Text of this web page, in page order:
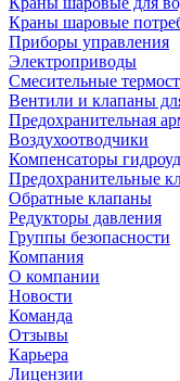
Краны шаровые
Приборы управления
Электроприводы
Смесительные
Вентили и клапаны
Предохранительная
Воздухоотводчики
Компенсаторы
Предохранительные
Обратные клапаны
Редукторы давления
Группы безопасности
Компания
О компании
Новости
Команда
Отзывы
Карьера
Лицензии